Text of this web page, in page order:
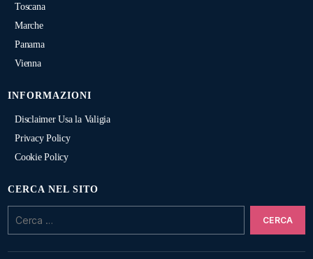
Toscana
Marche
Panama
Vienna
INFORMAZIONI
Disclaimer Usa la Valigia
Privacy Policy
Cookie Policy
CERCA NEL SITO